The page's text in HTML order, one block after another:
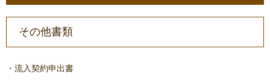
その他書類
・流入契約申出書